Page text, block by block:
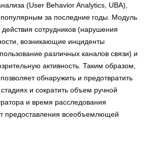
(User Behavior Analytics, UBA),
за последние годы. Модуль
действия сотрудников (нарушения
возникающие инциденты
различных каналов связи) и
активность. Таким образом,
обнаружить и предотвратить
и сократить объем ручной
и время расследования
предоставления всеобъемлющей